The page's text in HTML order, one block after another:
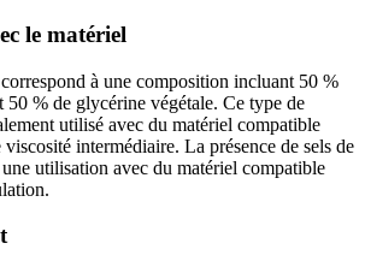
le matériel
à une composition incluant 50 %
% de glycérine végétale. Ce type de
utilisé avec du matériel compatible
intermédiaire. La présence de sels de
utilisation avec du matériel compatible